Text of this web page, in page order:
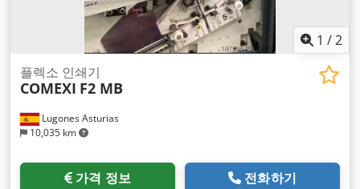
1 /2
Lugones Asturias
10,035 km
플렉소 인쇄기
COMEXI F2 MB
가격 정보 전화하기